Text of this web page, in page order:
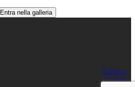
Entra nella galleria
Italiano
English